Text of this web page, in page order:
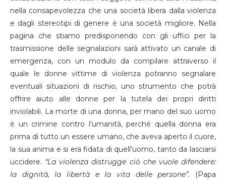
nella consapevolezza che una società libera dalla violenza
e dagli stereotipi di genere è una società migliore. Nella
pagina che stiamo predisponendo con gli uffici per la
trasmissione delle segnalazioni sarà attivato un canale di
emergenza, con un modulo da compilare attraverso il
quale le donne vittime di violenza potranno segnalare
eventuali situazioni di rischio, uno strumento che potrà
offrire aiuto alle donne per la tutela dei propri diritti
inviolabili. La morte di una donna, per mano del suo uomo
è un crimine contro l’umanità, perché quella donna era
prima di tutto un essere umano, che aveva aperto il cuore,
la sua anima e si era fidata di quell’uomo, tanto da lasciarsi
uccidere. “La violenza distrugge ciò che vuole difendere:
la dignità, la libertà e la vita delle persone”. (Papa